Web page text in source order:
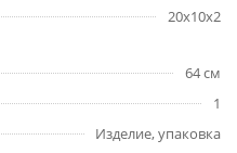
20х10х2
64 см
1
Изделие, упаковка